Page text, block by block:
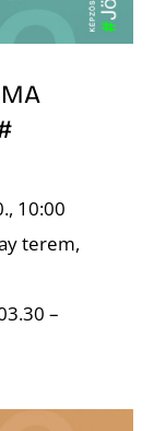
10:00
terem,
–